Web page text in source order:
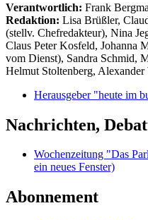
Verantwortlich: Frank
Redaktion: Lisa Brüßler,
(stellv. Chefredakteur), Nina
Claus Peter Kosfeld, Johanna
vom Dienst), Sandra Schmid,
Helmut Stoltenberg, Alexander
Herausgeber "heute im
Nachrichten,
Wochenzeitung "Das
ein neues Fenster)
Abonnement